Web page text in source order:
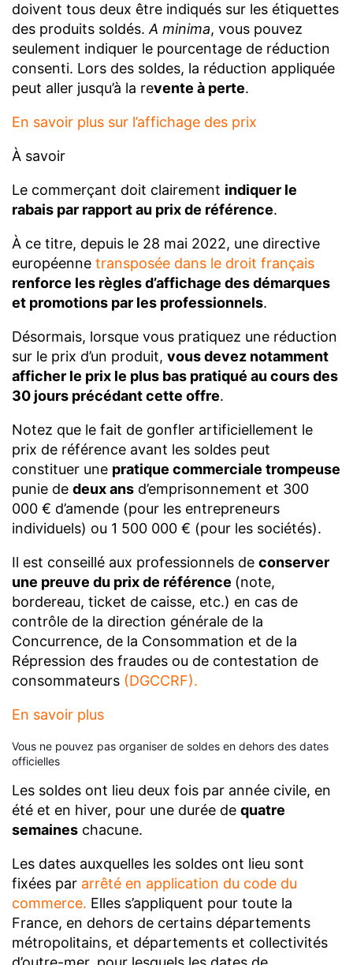
doivent tous deux être indiqués sur les étiquettes
des produits soldés. A minima, vous pouvez
seulement indiquer le pourcentage de réduction
consenti. Lors des soldes, la réduction appliquée
peut aller jusqu’à la revente à perte.
En savoir plus sur l’affichage des prix
À savoir
Le commerçant doit clairement indiquer le
rabais par rapport au prix de référence.
À ce titre, depuis le 28 mai 2022, une directive
européenne transposée dans le droit français
renforce les règles d’affichage des démarques
et promotions par les professionnels.
Désormais, lorsque vous pratiquez une réduction
sur le prix d’un produit, vous devez notamment
afficher le prix le plus bas pratiqué au cours des
30 jours précédant cette offre.
Notez que le fait de gonfler artificiellement le
prix de référence avant les soldes peut
constituer une pratique commerciale trompeuse
punie de deux ans d’emprisonnement et 300
000 € d’amende (pour les entrepreneurs
individuels) ou 1 500 000 € (pour les sociétés).
Il est conseillé aux professionnels de conserver
une preuve du prix de référence (note,
bordereau, ticket de caisse, etc.) en cas de
contrôle de la direction générale de la
Concurrence, de la Consommation et de la
Répression des fraudes ou de contestation de
consommateurs (DGCCRF).
En savoir plus
Vous ne pouvez pas organiser de soldes en dehors des dates
officielles
Les soldes ont lieu deux fois par année civile, en
été et en hiver, pour une durée de quatre
semaines chacune.
Les dates auxquelles les soldes ont lieu sont
fixées par arrêté en application du code du
commerce. Elles s’appliquent pour toute la
France, en dehors de certains départements
métropolitains, et départements et collectivités